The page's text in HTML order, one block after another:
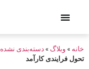
خانه » وبلاگ »دسته‌بندی نشده
تحول فرایندی کارآمد